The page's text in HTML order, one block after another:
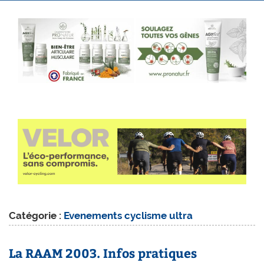
Catégorie : Evenements cyclisme ultra
La RAAM 2003. Infos pratiques